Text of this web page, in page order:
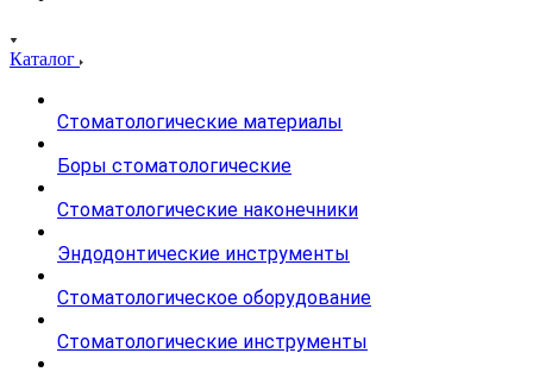
Каталог
Стоматологические материалы
Боры стоматологические
Стоматологические наконечники
Эндодонтические инструменты
Стоматологическое оборудование
Стоматологические инструменты